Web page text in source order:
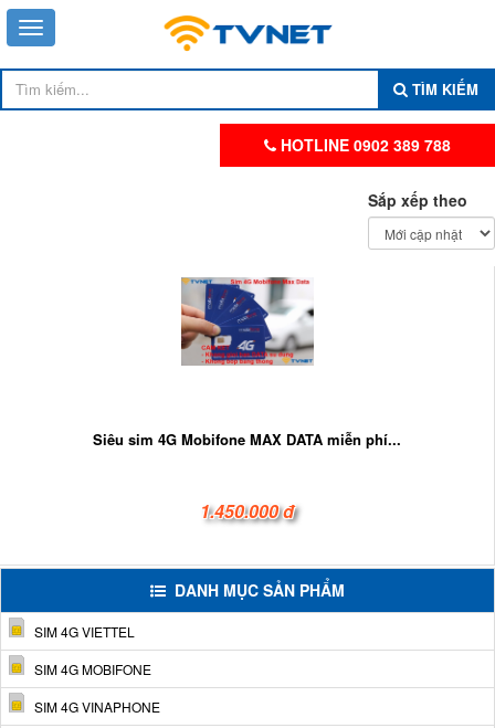
TÌM KIẾM
HOTLINE 0902 389 788
Sắp xếp theo
Siêu sim 4G Mobifone MAX DATA miễn phí...
1.450.000 đ
DANH MỤC SẢN PHẨM
SIM 4G VIETTEL
SIM 4G MOBIFONE
SIM 4G VINAPHONE